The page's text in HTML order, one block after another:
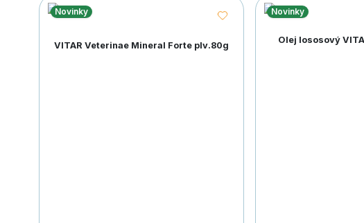
Novinky
VITAR Veterinae Mineral Forte plv.80g
Novinky
Olej lososový